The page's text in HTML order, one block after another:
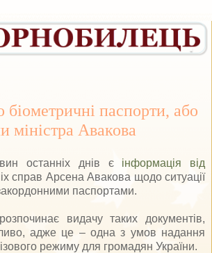
біометричні паспорти, або
міністра Авакова
останніх днів є інформація від
справ Арсена Авакова щодо ситуації
паспортами.
видачу таких документів,
адже це – одна з умов надання
режиму для громадян України.